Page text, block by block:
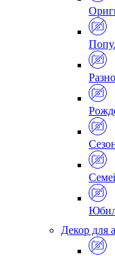
Декор для